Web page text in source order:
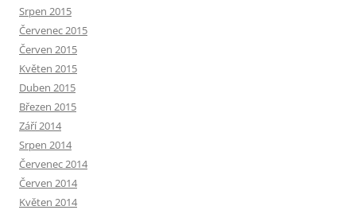
Srpen 2015
Červenec 2015
Červen 2015
Květen 2015
Duben 2015
Březen 2015
Září 2014
Srpen 2014
Červenec 2014
Červen 2014
Květen 2014